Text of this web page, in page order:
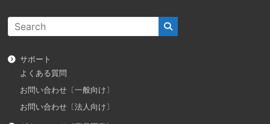
サポート
よくある質問
お問い合わせ〔一般向け〕
お問い合わせ〔法人向け〕